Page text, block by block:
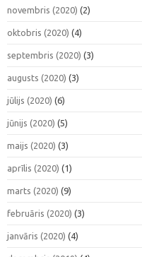
novembris (2020) (2)
oktobris (2020) (4)
septembris (2020) (3)
augusts (2020) (3)
jūlijs (2020) (6)
jūnijs (2020) (5)
maijs (2020) (3)
aprīlis (2020) (1)
marts (2020) (9)
februāris (2020) (3)
janvāris (2020) (4)